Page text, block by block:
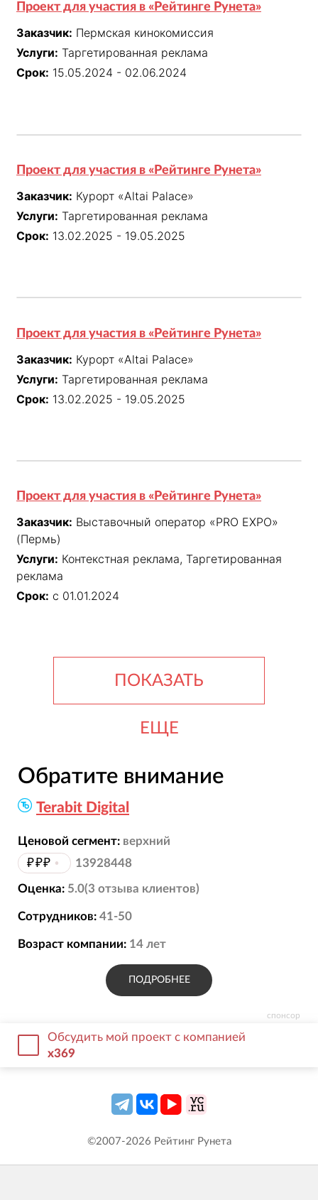
Проект для участия в «Рейтинге Рунета»
Заказчик: Пермская кинокомиссия
Услуги: Таргетированная реклама
Срок: 15.05.2024 - 02.06.2024
Проект для участия в «Рейтинге Рунета»
Заказчик: Курорт «Altai Palace»
Услуги: Таргетированная реклама
Срок: 13.02.2025 - 19.05.2025
Проект для участия в «Рейтинге Рунета»
Заказчик: Курорт «Altai Palace»
Услуги: Таргетированная реклама
Срок: 13.02.2025 - 19.05.2025
Проект для участия в «Рейтинге Рунета»
Заказчик: Выставочный оператор «PRO EXPO»
(Пермь)
Услуги: Контекстная реклама, Таргетированная
реклама
Срок: с 01.01.2024
ПОКАЗАТЬ
ЕЩЕ
спонсор
Обратите внимание
Terabit Digital
Ценовой сегмент: верхний
₽₽₽ • 13928448
Оценка: 5.0(3 отзыва клиентов)
Сотрудников: 41-50
Возраст компании: 14 лет
ПОДРОБНЕЕ
Обсудить мой проект с компанией
х369
©2007-2026 Рейтинг Рунета